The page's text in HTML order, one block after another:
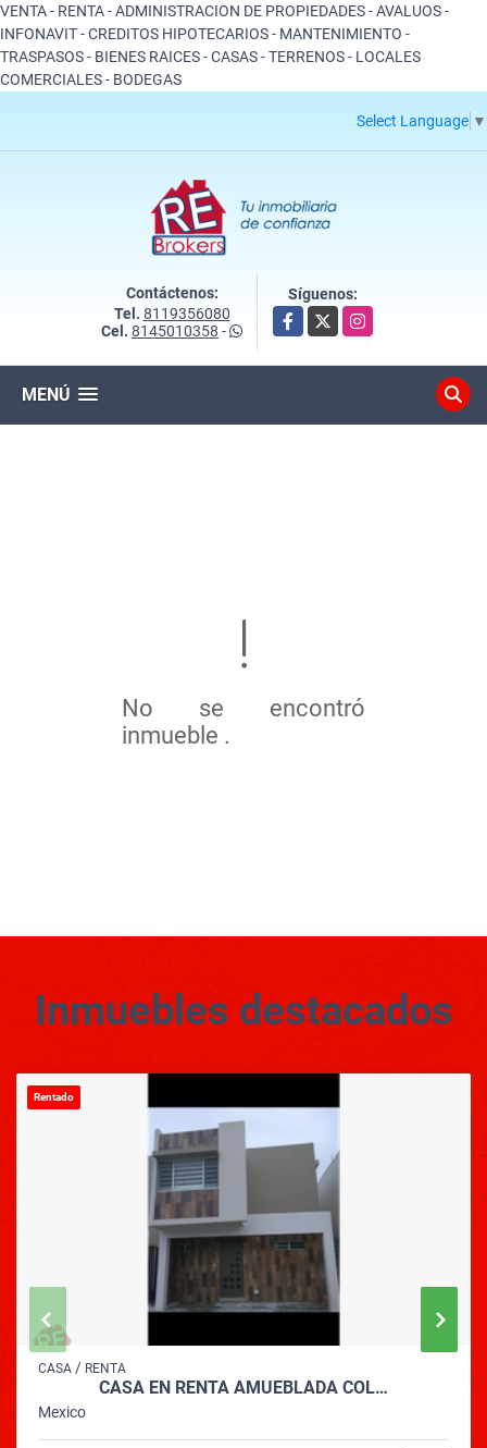
VENTA - RENTA - ADMINISTRACION DE PROPIEDADES - AVALUOS -
INFONAVIT - CREDITOS HIPOTECARIOS - MANTENIMIENTO -
TRASPASOS - BIENES RAICES - CASAS - TERRENOS - LOCALES
COMERCIALES - BODEGAS
Select Language ▼
Contáctenos:
Tel. 8119356080
Cel. 8145010358 -
Síguenos:
Facebook
X Instagram
MENÚ
No se encontró
inmueble .
Inmuebles destacados
Rentado
CASA / RENTA
CASA EN RENTA AMUEBLADA COL…
Mexico